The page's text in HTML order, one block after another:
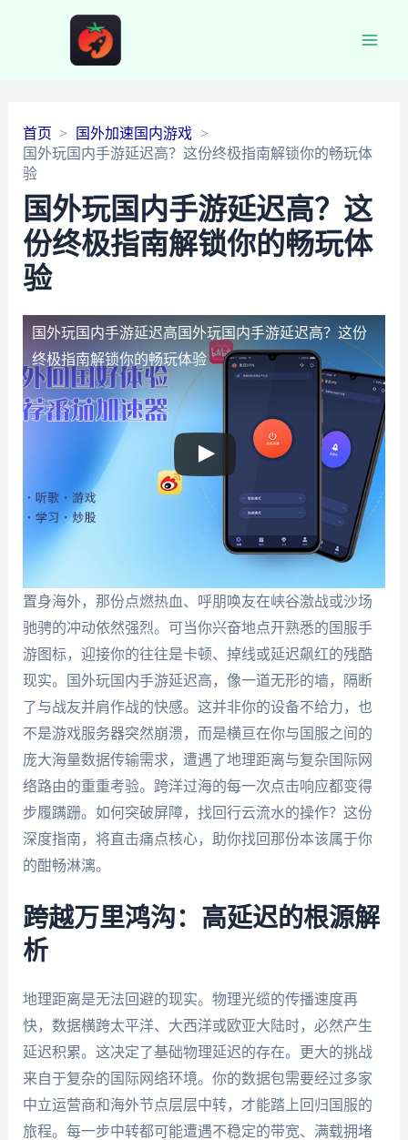
首页
国外加速国内游戏
国外玩国内手游延迟高？这份终极指南解锁你的畅玩体
验
国外玩国内手游延迟高？这
份终极指南解锁你的畅玩体
验
国外玩国内手游延迟高国外玩国内手游延迟高？这份
终极指南解锁你的畅玩体验
置身海外，那份点燃热血、呼朋唤友在峡谷激战或沙场
驰骋的冲动依然强烈。可当你兴奋地点开熟悉的国服手
游图标，迎接你的往往是卡顿、掉线或延迟飙红的残酷
现实。国外玩国内手游延迟高，像一道无形的墙，隔断
了与战友并肩作战的快感。这并非你的设备不给力，也
不是游戏服务器突然崩溃，而是横亘在你与国服之间的
庞大海量数据传输需求，遭遇了地理距离与复杂国际网
络路由的重重考验。跨洋过海的每一次点击响应都变得
步履蹒跚。如何突破屏障，找回行云流水的操作？这份
深度指南，将直击痛点核心，助你找回那份本该属于你
的酣畅淋漓。
跨越万里鸿沟：高延迟的根源解
析
地理距离是无法回避的现实。物理光缆的传播速度再
快，数据横跨太平洋、大西洋或欧亚大陆时，必然产生
延迟积累。这决定了基础物理延迟的存在。更大的挑战
来自于复杂的国际网络环境。你的数据包需要经过多家
中立运营商和海外节点层层中转，才能踏上回归国服的
旅程。每一步中转都可能遭遇不稳定的带宽、满载拥堵